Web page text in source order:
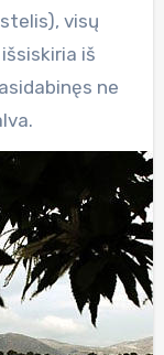
visų
iš
ne